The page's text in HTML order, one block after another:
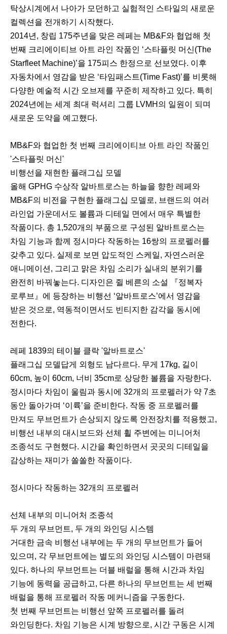
탁상시계에서 나아가 모던하고 실험적인 스타일의 새로운
컬렉션을 전개하기 시작했다.
2014년, 창립 175주년을 맞은 레페는 MB&F와 협업해 첫
번째 크리에이티브 아트 라인 작품인 ‘스타플릿 머신(The
Starfleet Machine)’을 175피스 한정으로 선보였다. 이후
자동차에서 영감을 받은 ‘타임패스트(Time Fast)’를 비롯해
다양한 예술적 시간 오브제를 꾸준히 제작하고 있다. 특히
2024년에는 세계 최대 럭셔리 그룹 LVMH의 일원이 되며
새로운 도약을 예고했다.
MB&F와 협업한 첫 번째 크리에이티브 아트 라인 작품인
'스타플릿 머신'
비행선을 재현한 플래그십 모델
올해 GPHG 수상작 알바트로스는 하늘을 향한 레페와
MB&F의 비전을 구현한 플래그십 모델로, 브랜드의 여러
라인업 가운데서도 볼륨과 디테일 면에서 매우 특별한
작품이다. 총 1,520개의 부품으로 구성된 알바트로스는
차임 기능과 함께 정시마다 작동하는 16쌍의 프로펠러를
갖추고 있다. 실제로 보면 압도적인 스케일, 자연스러운
애니메이션, 그리고 맑은 차임 소리가 실내의 분위기를
완전히 바꿔놓는다. 디자인은 쥘 베른의 소설 『정복자
로루브』에 등장하는 비행선 ‘알바트로스’에서 영감을
받은 것으로, 역동적이면서도 빈티지한 감각을 동시에
전한다.
레페 1839의 테이블 클락 '알바트로스'
플래그십 모델답게 외형도 남다르다. 무게 17kg, 길이
60cm, 높이 60cm, 너비 35cm로 상당한 볼륨을 자랑한다.
정시마다 차임이 울림과 동시에 32개의 프로펠러가 약 7초
동안 돌아가며 ‘이륙’을 준비한다. 작동 중 프로펠러를
만져도 무브먼트가 손상되지 않도록 안전장치를 적용했고,
비행선 내부의 대시보드와 선체 휠 주변에는 미니어처
조종석도 구현했다. 시간을 확인하면서 곳곳의 디테일을
감상하는 재미가 쏠쏠한 작품이다.
정시마다 작동하는 32개의 프로펠러
선체 내부의 미니어처 조종석
두 개의 무브먼트, 두 개의 와인딩 시스템
거대한 금속 비행선 내부에는 두 개의 무브먼트가 들어
있으며, 각 무브먼트에는 별도의 와인딩 시스템이 마련돼
있다. 하나의 무브먼트는 더블 배럴을 통해 시간과 차임
기능에 동력을 공급하고, 다른 하나의 무브먼트는 세 번째
배럴을 통해 프로펠러 작동 메커니즘을 구동한다.
첫 번째 무브먼트는 비행선 앞쪽 프로펠러를 돌려
와인딩한다. 차임 기능은 시계 방향으로, 시간 구동은 시계